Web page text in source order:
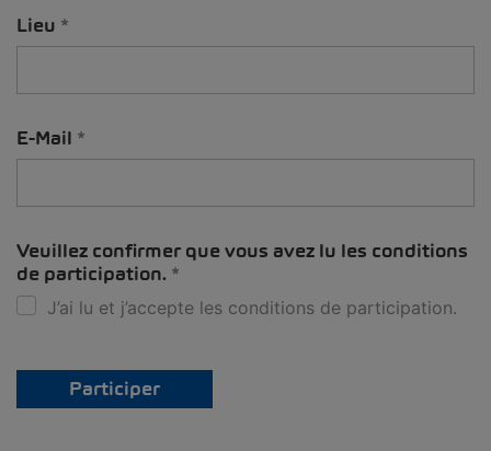
Lieu
E-Mail
Veuillez confirmer que vous avez lu les conditions
de participation.
J’ai lu et j’accepte les conditions de participation.
Participer